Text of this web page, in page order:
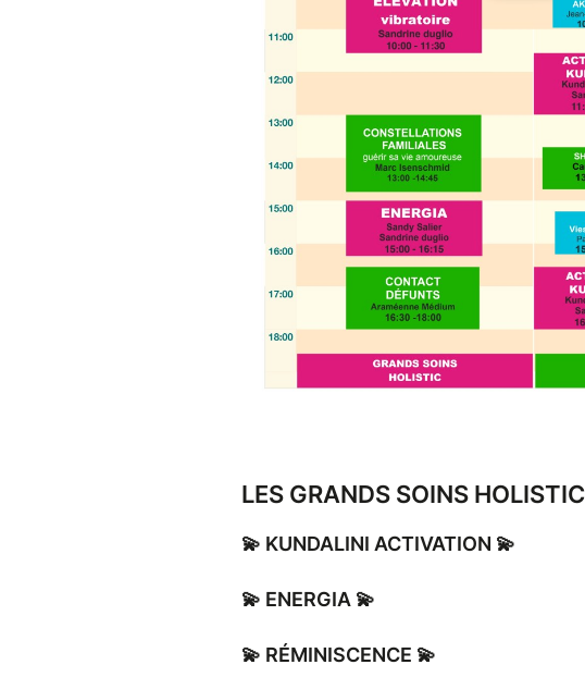
LES GRANDS SOINS HOLISTIC
💫 KUNDALINI ACTIVATION 💫
💫 ENERGIA 💫
💫 RÉMINISCENCE 💫